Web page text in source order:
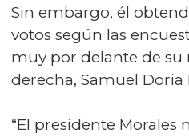
Sin embargo, él
votos según las
muy por delante de su
derecha, Samuel Doria
“El presidente Morales